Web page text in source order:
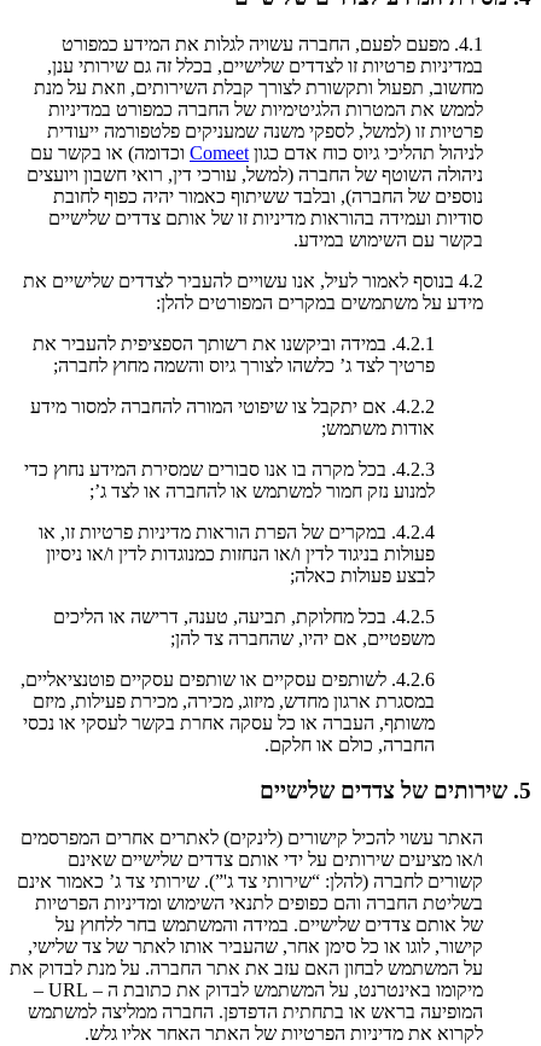
4.1. מפעם לפעם, החברה עשויה לגלות את המידע כמפורט
במדיניות פרטיות זו לצדדים שלישיים, בכלל זה גם שירותי ענן,
מחשוב, תפעול ותקשורת לצורך קבלת השירותים, וזאת על מנת
לממש את המטרות הלגיטימיות של החברה כמפורט במדיניות
פרטיות זו (למשל, לספקי משנה שמעניקים פלטפורמה ייעודית
לניהול תהליכי גיוס כוח אדם כגון Comeet וכדומה) או בקשר עם
ניהולה השוטף של החברה (למשל, עורכי דין, רואי חשבון ויועצים
נוספים של החברה), ובלבד ששיתוף כאמור יהיה כפוף לחובת
סודיות ועמידה בהוראות מדיניות זו של אותם צדדים שלישיים
בקשר עם השימוש במידע.
4.2 בנוסף לאמור לעיל, אנו עשויים להעביר לצדדים שלישיים את
מידע על משתמשים במקרים המפורטים להלן:
4.2.1. במידה וביקשנו את רשותך הספציפית להעביר את
פרטיך לצד ג’ כלשהו לצורך גיוס והשמה מחוץ לחברה;
4.2.2. אם יתקבל צו שיפוטי המורה להחברה למסור מידע
אודות משתמש;
4.2.3. בכל מקרה בו אנו סבורים שמסירת המידע נחוץ כדי
למנוע נזק חמור למשתמש או להחברה או לצד ג’;
4.2.4. במקרים של הפרת הוראות מדיניות פרטיות זו, או
פעולות בניגוד לדין ו/או הנחזות כמנוגדות לדין ו/או ניסיון
לבצע פעולות כאלה;
4.2.5. בכל מחלוקת, תביעה, טענה, דרישה או הליכים
משפטיים, אם יהיו, שהחברה צד להן;
4.2.6. לשותפים עסקיים או שותפים עסקיים פוטנציאליים,
במסגרת ארגון מחדש, מיזוג, מכירה, מכירת פעילות, מיזם
משותף, העברה או כל עסקה אחרת בקשר לעסקי או נכסי
החברה, כולם או חלקם.
5. שירותים של צדדים שלישיים
האתר עשוי להכיל קישורים (לינקים) לאתרים אחרים המפרסמים
ו/או מציעים שירותים על ידי אותם צדדים שלישיים שאינם
קשורים לחברה (להלן: “שירותי צד ג'”). שירותי צד ג’ כאמור אינם
בשליטת החברה והם כפופים לתנאי השימוש ומדיניות הפרטיות
של אותם צדדים שלישיים. במידה והמשתמש בחר ללחוץ על
קישור, לוגו או כל סימן אחר, שהעביר אותו לאתר של צד שלישי,
על המשתמש לבחון האם עזב את אתר החברה. על מנת לבדוק את
מיקומו באינטרנט, על המשתמש לבדוק את כתובת ה – URL –
המופיעה בראש או בתחתית הדפדפן. החברה ממליצה למשתמש
לקרוא את מדיניות הפרטיות של האתר האחר אליו גלש.